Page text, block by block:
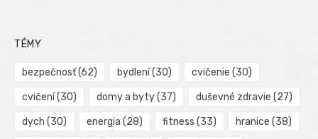
TÉMY
bezpečnosť(62) bydlení(30) cvičenie (30)
cvičení(30) domy a byty(37) duševné zdravie (27)
dych (30) energia (28) fitness (33) hranice (38)